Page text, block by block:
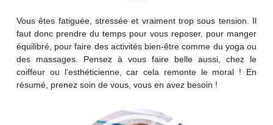
Vous êtes fatiguée, stressée et vraiment trop sous tension. Il
faut donc prendre du temps pour vous reposer, pour manger
équilibré, pour faire des activités bien-être comme du yoga ou
des massages. Pensez à vous faire belle aussi, chez le
coiffeur ou l’esthéticienne, car cela remonte le moral ! En
résumé, prenez soin de vous, vous en avez besoin !